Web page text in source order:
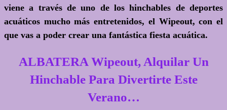
viene a través de uno de los hinchables de deportes
acuáticos mucho más entretenidos, el Wipeout, con el
que vas a poder crear una fantástica fiesta acuática.
ALBATERA Wipeout, Alquilar Un
Hinchable Para Divertirte Este
Verano…